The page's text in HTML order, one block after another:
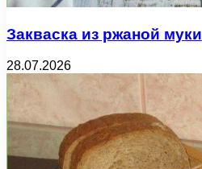
Закваска из ржаной муки
28.07.2026